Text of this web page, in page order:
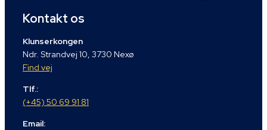
Kontakt os
Klunserkongen
Ndr. Strandvej 10, 3730 Nexø
Find vej
Tlf.:
(+45) 50 69 91 81
Email: